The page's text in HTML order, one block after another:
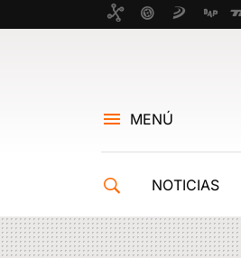
MENÚ
NOTICIAS